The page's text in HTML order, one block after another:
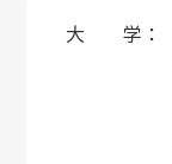
大 学：